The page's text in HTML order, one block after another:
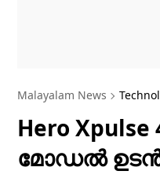
Malayalam News
Hero
മോഡല്‍